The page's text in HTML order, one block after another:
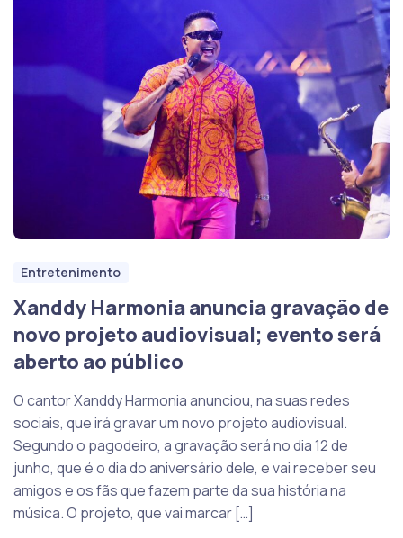
Entretenimento
Xanddy Harmonia anuncia gravação de
novo projeto audiovisual; evento será
aberto ao público
O cantor Xanddy Harmonia anunciou, na suas redes
sociais, que irá gravar um novo projeto audiovisual.
Segundo o pagodeiro, a gravação será no dia 12 de
junho, que é o dia do aniversário dele, e vai receber seu
amigos e os fãs que fazem parte da sua história na
música. O projeto, que vai marcar […]